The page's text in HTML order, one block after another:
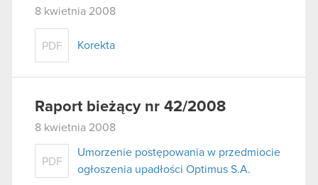
8 kwietnia 2008
PDF Korekta
Raport bieżący nr 42/2008
8 kwietnia 2008
PDF
Umorzenie postępowania w przedmiocie
ogłoszenia upadłości Optimus S.A.